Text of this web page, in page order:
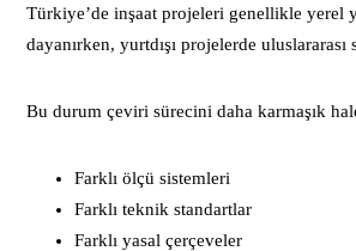
Türkiye’de inşaat projeleri genellikle yerel
dayanırken, yurtdışı projelerde
Bu durum çeviri sürecini daha karmaşık
Farklı ölçü sistemleri
Farklı teknik standartlar
Farklı yasal çerçeveler